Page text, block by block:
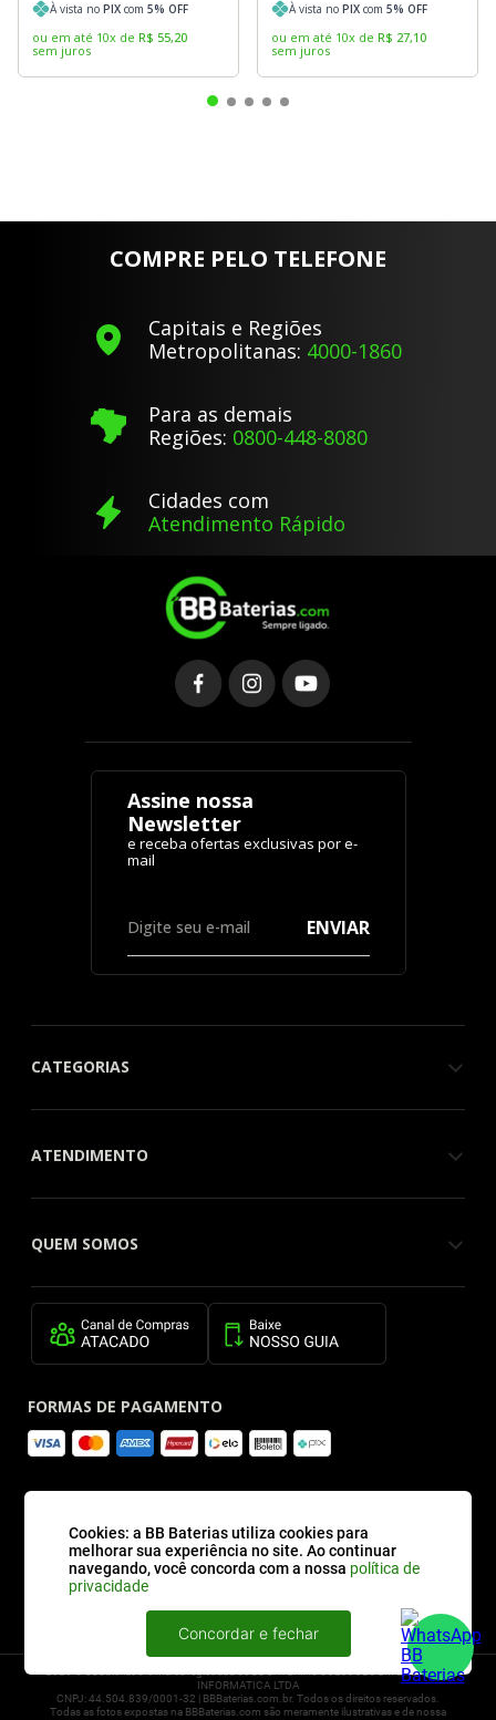
Cookies: a BB Baterias utiliza cookies para
melhorar sua experiência no site. Ao continuar
navegando, você concorda com a nossa política de
privacidade
Concordar e fechar
À vista no PIX com 5% OFF
ou em até 10x de R$ 55,20
sem juros
À vista no PIX com 5% OFF
ou em até 10x de R$ 27,10
sem juros
COMPRE PELO TELEFONE
Capitais e Regiões
Metropolitanas: 4000-1860
Para as demais
Regiões: 0800-448-8080
Cidades com
Atendimento Rápido
Assine nossa
Newsletter
ENVIAR
CATEGORIAS
ATENDIMENTO
QUEM SOMOS
FORMAS DE PAGAMENTO
SITE SEGURO
2026 © BBBaterias® é marca registrada de BB BATERIAS SOLUCOES EM ENERGIA E
INFORMATICA LTDA
CNPJ: 44.504.839/0001-32 | BBBaterias.com.br. Todos os direitos reservados.
Todas as fotos expostas na BBBaterias.com são meramente ilustrativas e de nossa